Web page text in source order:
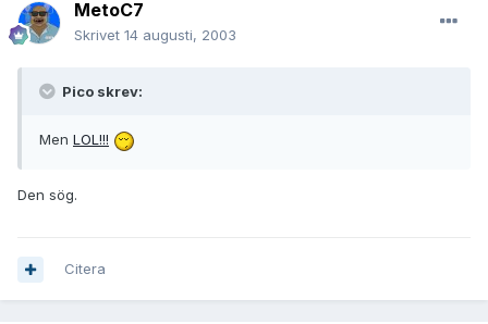
MetoC7
Skrivet 14 augusti, 2003
Pico skrev:
Men LOL!!!
Den sög.
Citera